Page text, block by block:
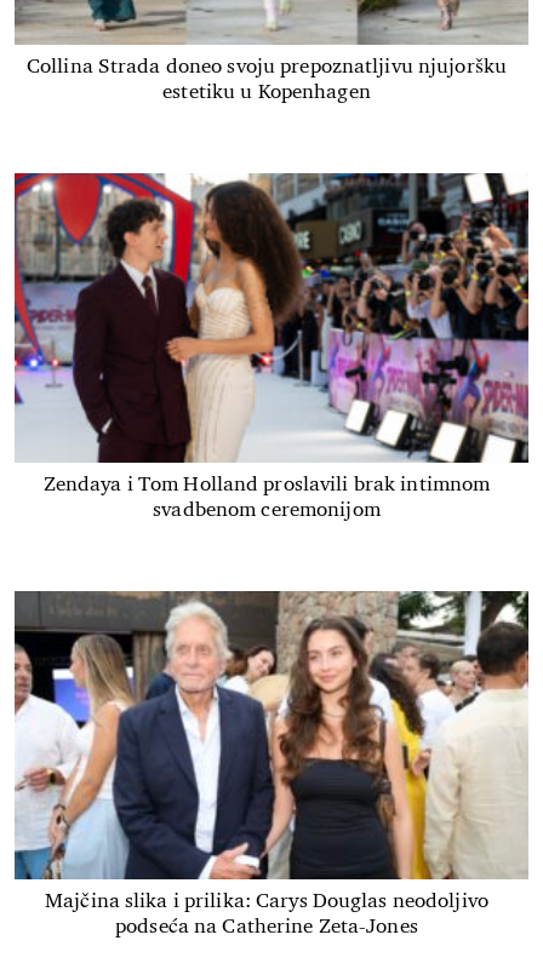
Collina Strada doneo svoju prepoznatljivu njujoršku
estetiku u Kopenhagen
Zendaya i Tom Holland proslavili brak intimnom
svadbenom ceremonijom
Majčina slika i prilika: Carys Douglas neodoljivo
podseća na Catherine Zeta-Jones